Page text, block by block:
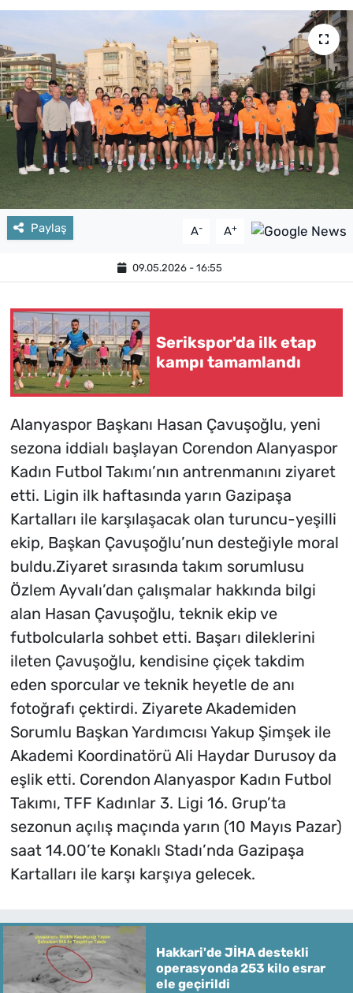
Paylaş A- A+
09.05.2026 - 16:55
Serikspor'da ilk etap
kampı tamamlandı
Alanyaspor Başkanı Hasan Çavuşoğlu, yeni
sezona iddialı başlayan Corendon Alanyaspor
Kadın Futbol Takımı’nın antrenmanını ziyaret
etti. Ligin ilk haftasında yarın Gazipaşa
Kartalları ile karşılaşacak olan turuncu-yeşilli
ekip, Başkan Çavuşoğlu’nun desteğiyle moral
buldu.Ziyaret sırasında takım sorumlusu
Özlem Ayvalı’dan çalışmalar hakkında bilgi
alan Hasan Çavuşoğlu, teknik ekip ve
futbolcularla sohbet etti. Başarı dileklerini
ileten Çavuşoğlu, kendisine çiçek takdim
eden sporcular ve teknik heyetle de anı
fotoğrafı çektirdi. Ziyarete Akademiden
Sorumlu Başkan Yardımcısı Yakup Şimşek ile
Akademi Koordinatörü Ali Haydar Durusoy da
eşlik etti. Corendon Alanyaspor Kadın Futbol
Takımı, TFF Kadınlar 3. Ligi 16. Grup’ta
sezonun açılış maçında yarın (10 Mayıs Pazar)
saat 14.00’te Konaklı Stadı’nda Gazipaşa
Kartalları ile karşı karşıya gelecek.
Hakkari'de JİHA destekli
operasyonda 253 kilo esrar
ele geçirildi